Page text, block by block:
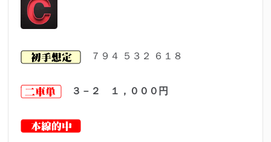
７９４ ５３２ ６１８
３－２ １，０００ 円